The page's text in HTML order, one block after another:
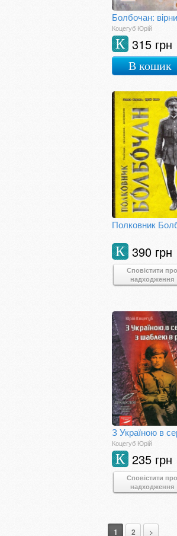
Коцегуб Юрій
315 грн
К
В кошик
Полковник
390 грн
К
Сповістити про
надходження
Коцегуб Юрій
235 грн
К
Сповістити про
надходження
1 2 >